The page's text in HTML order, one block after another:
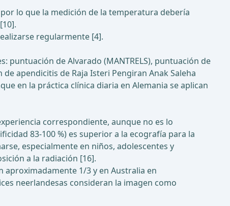
lo que la medición de la temperatura debería
regularmente [4].
puntuación de Alvarado (MANTRELS), puntuación de
apendicitis de Raja Isteri Pengiran Anak Saleha
en la práctica clínica diaria en Alemania se aplican
correspondiente, aunque no es lo
83-100 %) es superior a la ecografía para la
especialmente en niños, adolescentes y
a la radiación [16].
aproximadamente 1/3 y en Australia en
neerlandesas consideran la imagen como